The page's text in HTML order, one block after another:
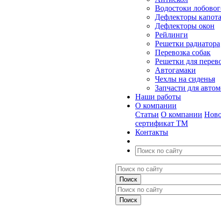
Водостоки
Дефлекторы капота
Дефлекторы окон
Рейлинги
Решетки радиатора
Перевозка собак
Решетки для
Автогамаки
Чехлы на сиденья
Запчасти для
Наши работы
О компании
Статьи О компании
сертификат ТМ
Контакты